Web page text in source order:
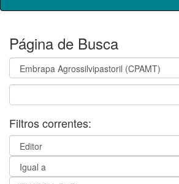
Página de Busca
Filtros correntes: